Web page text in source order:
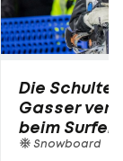
Die
Gasser
beim Surfen
Snowboard